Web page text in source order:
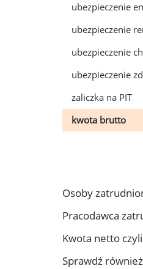
ubezpieczenie
ubezpieczenie
ubezpieczenie
ubezpieczenie
zaliczka na PIT
kwota brutto
Osoby
Pracodawca
Kwota netto
Sprawdź